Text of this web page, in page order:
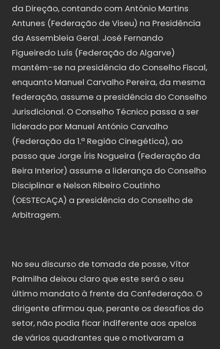
da Direção, contando com António Martins
Antunes (Federação de Viseu) na Presidência
da Assembleia Geral. José Fernando
Figueiredo Luís (Federação do Algarve)
mantém-se na presidência do Conselho Fiscal,
enquanto Manuel Carvalho Pereira, da mesma
federação, assume a presidência do Conselho
Jurisdicional. O Conselho Técnico passa a ser
liderado por Manuel António Carvalho
(Federação da 1.ª Região Cinegética), ao
passo que Jorge Íris Nogueira (Federação da
Beira Interior) assume a liderança do Conselho
Disciplinar e Nelson Ribeiro Coutinho
(OESTECAÇA) a presidência do Conselho de
Arbitragem.
No seu discurso de tomada de posse, Vítor
Palmilha deixou claro que este será o seu
último mandato à frente da Confederação. O
dirigente afirmou que, perante os desafios do
setor, não podia ficar indiferente aos apelos
de vários quadrantes que o motivaram a